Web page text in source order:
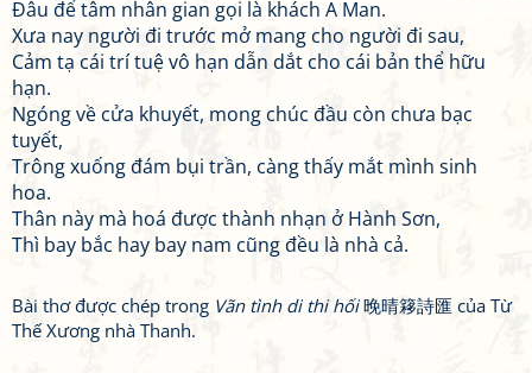
Đâu để tâm nhân gian gọi là khách A Man.
Xưa nay người đi trước mở mang cho người đi sau,
Cảm tạ cái trí tuệ vô hạn dẫn dắt cho cái bản thể hữu
hạn.
Ngóng về cửa khuyết, mong chúc đầu còn chưa bạc
tuyết,
Trông xuống đám bụi trần, càng thấy mắt mình sinh
hoa.
Thân này mà hoá được thành nhạn ở Hành Sơn,
Thì bay bắc hay bay nam cũng đều là nhà cả.
Bài thơ được chép trong Vãn tình di thi hối晚晴簃詩匯 của Từ
Thế Xương nhà Thanh.